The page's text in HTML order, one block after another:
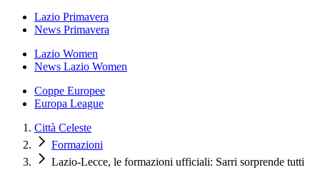
Lazio Primavera
News Primavera
Lazio Women
News Lazio Women
Coppe Europee
Europa League
Città Celeste
Formazioni
Lazio-Lecce, le formazioni ufficiali: Sarri sorprende tutti